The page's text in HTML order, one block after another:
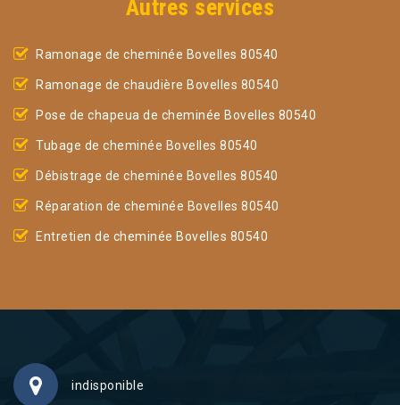
Autres services
Ramonage de cheminée Bovelles 80540
Ramonage de chaudière Bovelles 80540
Pose de chapeua de cheminée Bovelles 80540
Tubage de cheminée Bovelles 80540
Débistrage de cheminée Bovelles 80540
Réparation de cheminée Bovelles 80540
Entretien de cheminée Bovelles 80540
indisponible